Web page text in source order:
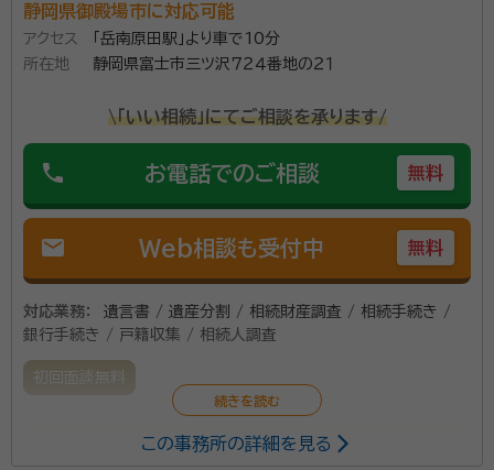
静岡県御殿場市に対応可能
アクセス
「岳南原田駅」より車で10分
所在地
静岡県富士市三ツ沢７２４番地の２１
\「いい相続」にてご相談を承ります/
phone お電話でのご相談 無料
mail Web相談も受付中 無料
対応業務：
遺言書 / 遺産分割 / 相続財産調査 / 相続手続き /
銀行手続き / 戸籍収集 / 相続人調査
初回面談無料
静岡県富士市で、行政書士事務所を開業しております。
この事務所の詳細を見る